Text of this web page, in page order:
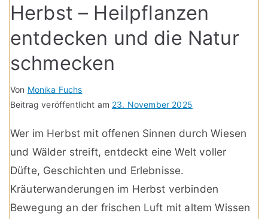
Herbst – Heilpflanzen
entdecken und die Natur
schmecken
Von Monika Fuchs
Beitrag veröffentlicht am 23. November 2025
Wer im Herbst mit offenen Sinnen durch Wiesen
und Wälder streift, entdeckt eine Welt voller
Düfte, Geschichten und Erlebnisse.
Kräuterwanderungen im Herbst verbinden
Bewegung an der frischen Luft mit altem Wissen